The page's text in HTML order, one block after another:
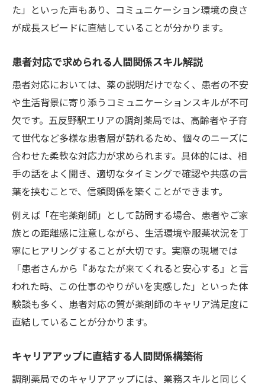
た」といった声もあり、コミュニケーション環境の良さ
が成長スピードに直結していることが分かります。
患者対応で求められる人間関係スキル解説
患者対応においては、薬の説明だけでなく、患者の不安
や生活背景に寄り添うコミュニケーションスキルが不可
欠です。五反野駅エリアの調剤薬局では、高齢者や子育
て世代など多様な患者層が訪れるため、個々のニーズに
合わせた柔軟な対応力が求められます。具体的には、相
手の話をよく聞き、適切なタイミングで確認や共感の言
葉を挟むことで、信頼関係を築くことができます。
例えば「在宅薬剤師」として訪問する場合、患者やご家
族との距離感に注意しながら、生活環境や服薬状況を丁
寧にヒアリングすることが大切です。実際の現場では
「患者さんから『あなたが来てくれると安心する』と言
われた時、この仕事のやりがいを実感した」といった体
験談も多く、患者対応の質が薬剤師のキャリア満足度に
直結していることが分かります。
キャリアアップに直結する人間関係構築術
調剤薬局でのキャリアアップには、業務スキルと同じく